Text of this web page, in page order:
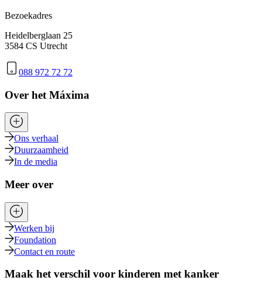
Bezoekadres
Heidelberglaan 25
3584 CS Utrecht
088 972 72 72
Over het Máxima
Ons verhaal
Duurzaamheid
In de media
Meer over
Werken bij
Foundation
Contact en route
Maak het verschil voor kinderen met kanker